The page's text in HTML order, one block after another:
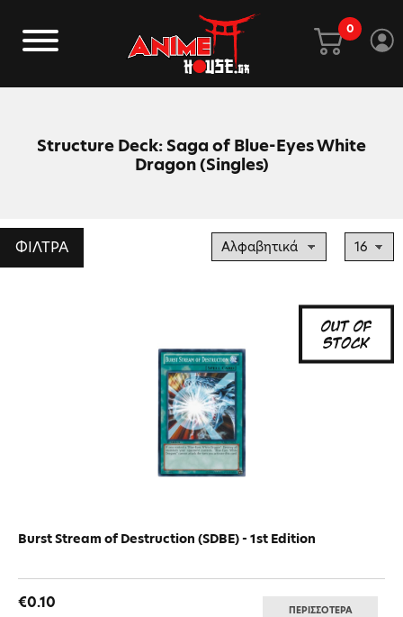
0
Structure Deck: Saga of Blue-Eyes White
Dragon (Singles)
ΦΙΛΤΡΑ
Burst Stream of Destruction (SDBE) - 1st Edition
€0.10 ΠΕΡΙΣΣΟΤΕΡΑ